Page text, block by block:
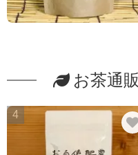
お茶通
4